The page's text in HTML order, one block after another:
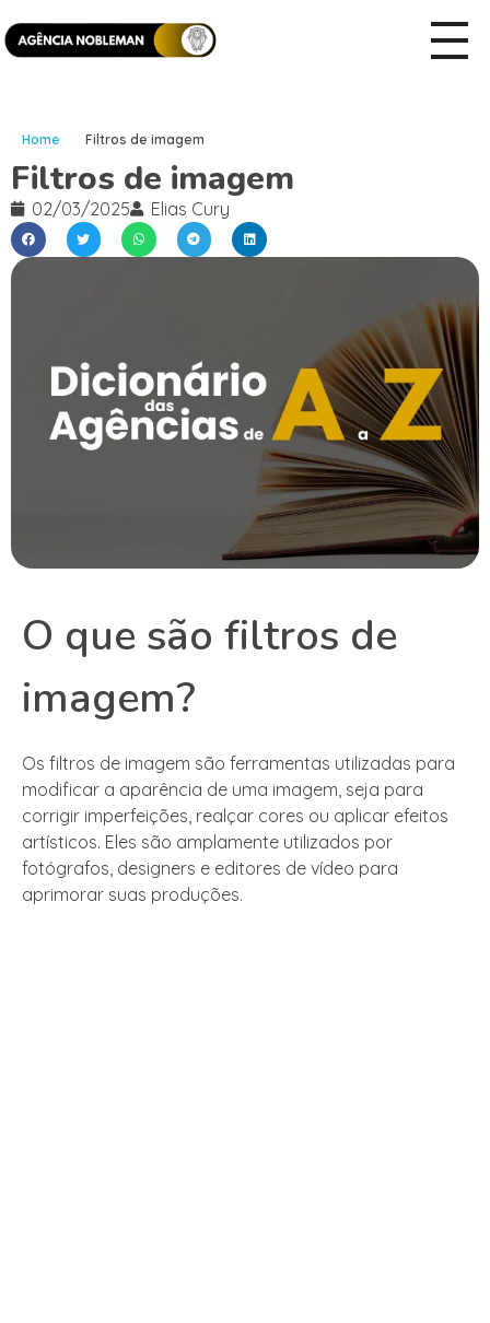
Home Filtros de imagem
Filtros de imagem
02/03/2025 Elias Cury
O que são filtros de
imagem?
Os filtros de imagem são ferramentas utilizadas para
modificar a aparência de uma imagem, seja para
corrigir imperfeições, realçar cores ou aplicar efeitos
artísticos. Eles são amplamente utilizados por
fotógrafos, designers e editores de vídeo para
aprimorar suas produções.